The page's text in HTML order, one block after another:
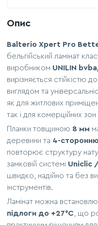
Опис
Balterio Xpert Pro
бельгійський ламінат
виробником UNILIN
вирізняється стійкістю
виглядом та
як для житлових
так і для комерційних
Планки товщиною 8 мм
деревини та 4-
повторює структуру
замковій системі Uniclic
швидко, надійно та без
інструментів.
Ламінат можна
підлоги до +27°C , що